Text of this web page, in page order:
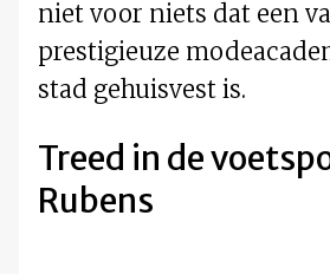
niet voor niets dat een
prestigieuze
stad gehuisvest is.
Treed in de
Rubens